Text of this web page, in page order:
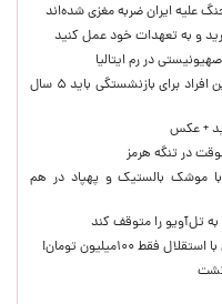
علیه ایران ضربه مغزی شده‌اند
و به تعهدات خود عمل کنید
در رم ایتالیا
فوری؛ شرط جدید بازنشستگی اعلام شد/ این افراد برای بازنشستگی باید ۵ سال
+ عکس
در تنگه هرمز
موشک بالستیک و پهپاد در هم
به تل‌آویو را متوقف کند
۱۰۰میلیون تومان!